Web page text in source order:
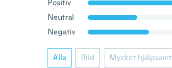
Positiv
Neutral
Negativ
Alla Bild Mycket hjälpsamt